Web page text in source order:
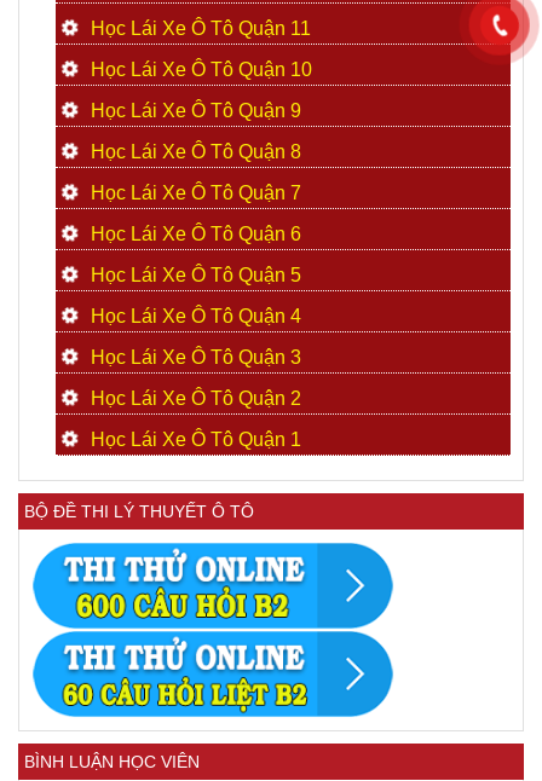
Học Lái Xe Ô Tô Quận 11
Học Lái Xe Ô Tô Quận 10
Học Lái Xe Ô Tô Quận 9
Học Lái Xe Ô Tô Quận 8
Học Lái Xe Ô Tô Quận 7
Học Lái Xe Ô Tô Quận 6
Học Lái Xe Ô Tô Quận 5
Học Lái Xe Ô Tô Quận 4
Học Lái Xe Ô Tô Quận 3
Học Lái Xe Ô Tô Quận 2
Học Lái Xe Ô Tô Quận 1
BỘ ĐỀ THI LÝ THUYẾT Ô TÔ
BÌNH LUẬN HỌC VIÊN